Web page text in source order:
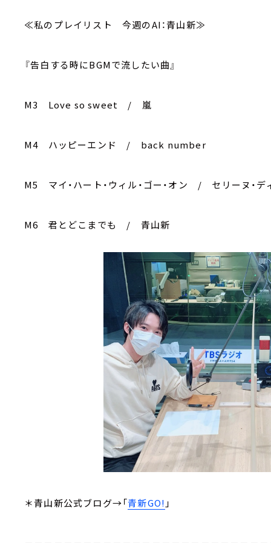
≪私のプレイリスト 今週のAI：青山新≫
『告白する時にBGMで流したい曲』
M3 Love so sweet / 嵐
M4 ハッピーエンド / back number
M5 マイ・ハート・ウィル・ゴー・オン / セリーヌ・デ
M6 君とどこまでも / 青山新
＊青山新公式ブログ→「青新GO! 」